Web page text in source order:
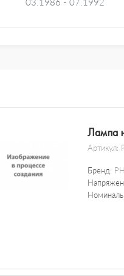
03.1986 - 07.1992
Лампа
Артикул:
Бренд: